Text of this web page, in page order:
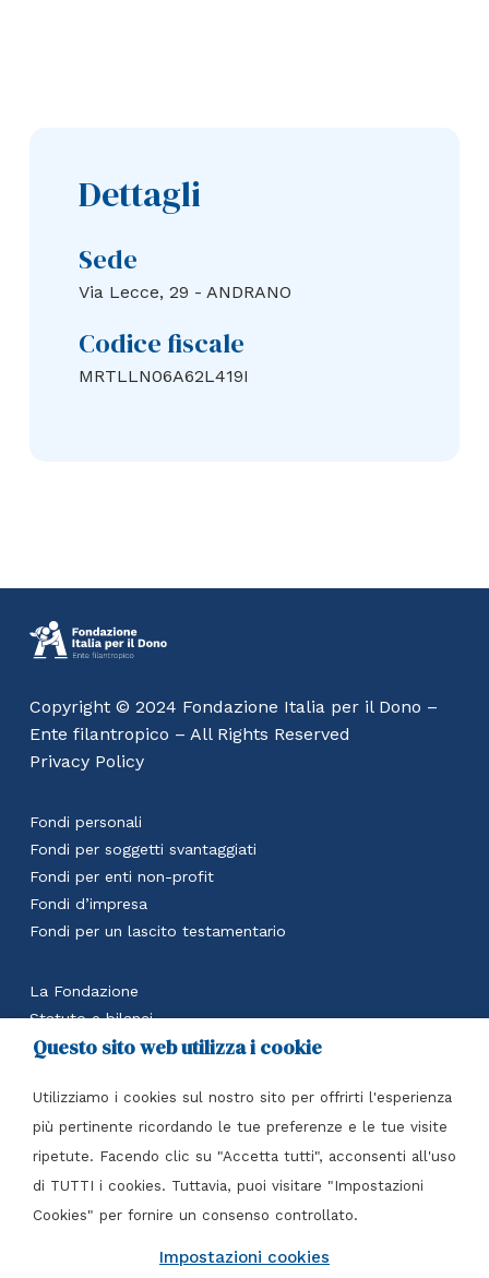
Dettagli
Sede
Via Lecce, 29 - ANDRANO
Codice fiscale
MRTLLN06A62L419I
Copyright © 2024 Fondazione Italia per il Dono –
Ente filantropico – All Rights Reserved
Privacy Policy
Fondi personali
Fondi per soggetti svantaggiati
Fondi per enti non-profit
Fondi d’impresa
Fondi per un lascito testamentario
La Fondazione
Statuto e bilanci
Calcola il beneficio fiscale
Contatti
Fondazione Italia per il Dono Ente filantropico
Piazza Tre Torri, 3 – 20145 Milano (MI)
Tel+39 02 7216 4417
Questo sito web utilizza i cookie
Utilizziamo i cookies sul nostro sito per offrirti l'esperienza
più pertinente ricordando le tue preferenze e le tue visite
ripetute. Facendo clic su "Accetta tutti", acconsenti all'uso
di TUTTI i cookies. Tuttavia, puoi visitare "Impostazioni
Cookies" per fornire un consenso controllato.
Impostazioni cookies